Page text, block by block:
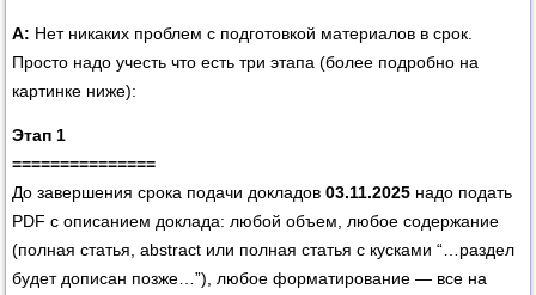
А: Нет никаких проблем с подготовкой материалов в срок.
Просто надо учесть что есть три этапа (более подробно на
картинке ниже):
Этап 1
===============
До завершения срока подачи докладов03.11.2025 надо подать
PDF с описанием доклада: любой объем, любое содержание
(полная статья, abstract или полная статья с кусками “…раздел
будет дописан позже…”), любое форматирование — все на